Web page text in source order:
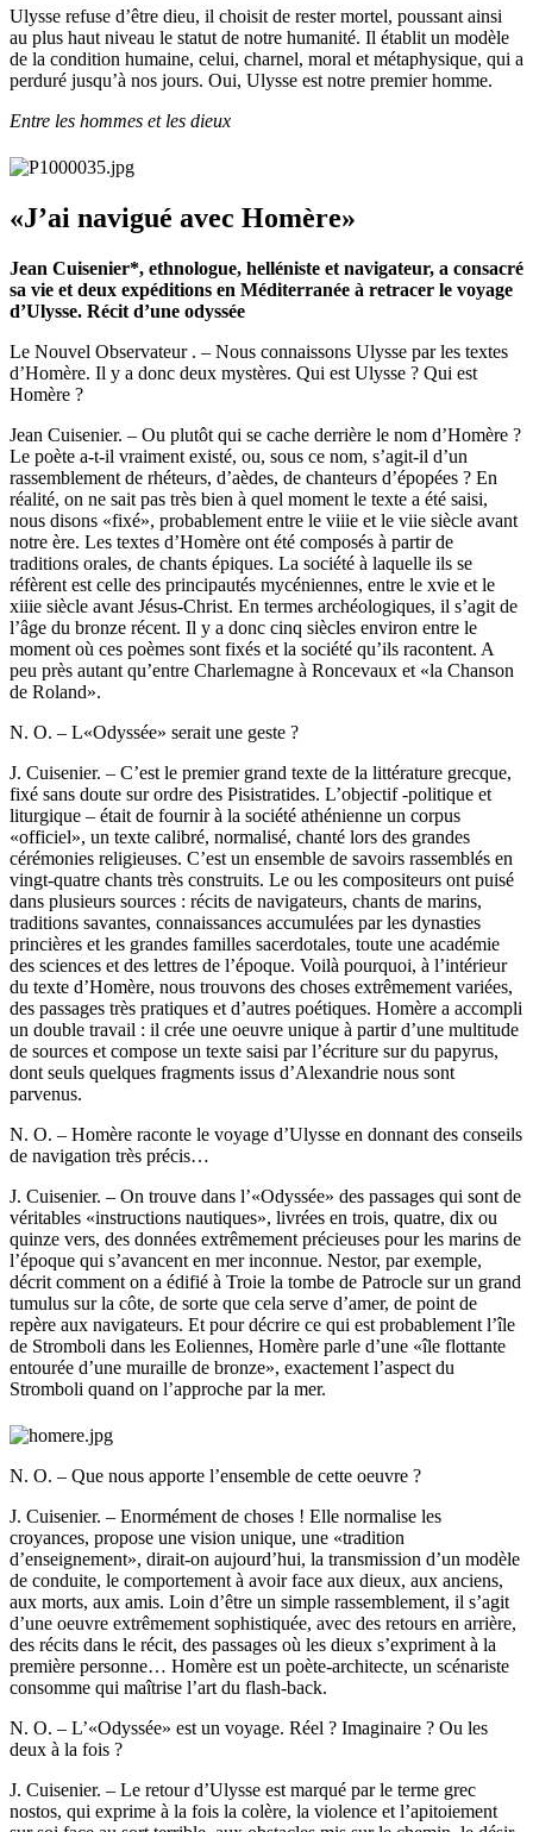
Ulysse refuse d’être dieu, il choisit de rester mortel, poussant ainsi
au plus haut niveau le statut de notre humanité. Il établit un modèle
de la condition humaine, celui, charnel, moral et métaphysique, qui a
perduré jusqu’à nos jours. Oui, Ulysse est notre premier homme.
Entre les hommes et les dieux
«J’ai navigué avec Homère»
Jean Cuisenier*, ethnologue, helléniste et navigateur, a consacré
sa vie et deux expéditions en Méditerranée à retracer le voyage
d’Ulysse. Récit d’une odyssée
Le Nouvel Observateur . – Nous connaissons Ulysse par les textes
d’Homère. Il y a donc deux mystères. Qui est Ulysse ? Qui est
Homère ?
Jean Cuisenier. – Ou plutôt qui se cache derrière le nom d’Homère ?
Le poète a-t-il vraiment existé, ou, sous ce nom, s’agit-il d’un
rassemblement de rhéteurs, d’aèdes, de chanteurs d’épopées ? En
réalité, on ne sait pas très bien à quel moment le texte a été saisi,
nous disons «fixé», probablement entre le viiie et le viie siècle avant
notre ère. Les textes d’Homère ont été composés à partir de
traditions orales, de chants épiques. La société à laquelle ils se
réfèrent est celle des principautés mycéniennes, entre le xvie et le
xiiie siècle avant Jésus-Christ. En termes archéologiques, il s’agit de
l’âge du bronze récent. Il y a donc cinq siècles environ entre le
moment où ces poèmes sont fixés et la société qu’ils racontent. A
peu près autant qu’entre Charlemagne à Roncevaux et «la Chanson
de Roland».
N. O. – L«Odyssée» serait une geste ?
J. Cuisenier. – C’est le premier grand texte de la littérature grecque,
fixé sans doute sur ordre des Pisistratides. L’objectif -politique et
liturgique – était de fournir à la société athénienne un corpus
«officiel», un texte calibré, normalisé, chanté lors des grandes
cérémonies religieuses. C’est un ensemble de savoirs rassemblés en
vingt-quatre chants très construits. Le ou les compositeurs ont puisé
dans plusieurs sources : récits de navigateurs, chants de marins,
traditions savantes, connaissances accumulées par les dynasties
princières et les grandes familles sacerdotales, toute une académie
des sciences et des lettres de l’époque. Voilà pourquoi, à l’intérieur
du texte d’Homère, nous trouvons des choses extrêmement variées,
des passages très pratiques et d’autres poétiques. Homère a accompli
un double travail : il crée une oeuvre unique à partir d’une multitude
de sources et compose un texte saisi par l’écriture sur du papyrus,
dont seuls quelques fragments issus d’Alexandrie nous sont
parvenus.
N. O. – Homère raconte le voyage d’Ulysse en donnant des conseils
de navigation très précis…
J. Cuisenier. – On trouve dans l’«Odyssée» des passages qui sont de
véritables «instructions nautiques», livrées en trois, quatre, dix ou
quinze vers, des données extrêmement précieuses pour les marins de
l’époque qui s’avancent en mer inconnue. Nestor, par exemple,
décrit comment on a édifié à Troie la tombe de Patrocle sur un grand
tumulus sur la côte, de sorte que cela serve d’amer, de point de
repère aux navigateurs. Et pour décrire ce qui est probablement l’île
de Stromboli dans les Eoliennes, Homère parle d’une «île flottante
entourée d’une muraille de bronze», exactement l’aspect du
Stromboli quand on l’approche par la mer.
N. O. – Que nous apporte l’ensemble de cette oeuvre ?
J. Cuisenier. – Enormément de choses ! Elle normalise les
croyances, propose une vision unique, une «tradition
d’enseignement», dirait-on aujourd’hui, la transmission d’un modèle
de conduite, le comportement à avoir face aux dieux, aux anciens,
aux morts, aux amis. Loin d’être un simple rassemblement, il s’agit
d’une oeuvre extrêmement sophistiquée, avec des retours en arrière,
des récits dans le récit, des passages où les dieux s’expriment à la
première personne… Homère est un poète-architecte, un scénariste
consomme qui maîtrise l’art du flash-back.
N. O. – L’«Odyssée» est un voyage. Réel ? Imaginaire ? Ou les
deux à la fois ?
J. Cuisenier. – Le retour d’Ulysse est marqué par le terme grec
nostos, qui exprime à la fois la colère, la violence et l’apitoiement